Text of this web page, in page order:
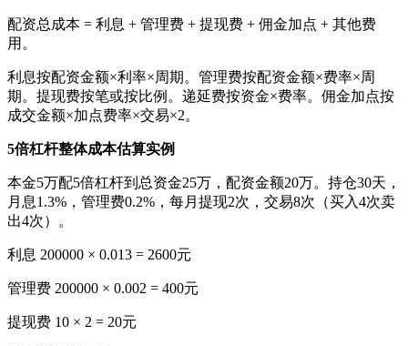
配资总成本 = 利息 + 管理费 + 提现费 + 佣金加点 + 其他费
用。
利息按配资金额×利率×周期。管理费按配资金额×费率×周
期。提现费按笔或按比例。递延费按资金×费率。佣金加点按
成交金额×加点费率×交易×2。
5倍杠杆整体成本估算实例
本金5万配5倍杠杆到总资金25万，配资金额20万。持仓30天，
月息1.3%，管理费0.2%，每月提现2次，交易8次（买入4次卖
出4次）。
利息 200000 × 0.013 = 2600元
管理费 200000 × 0.002 = 400元
提现费 10 × 2 = 20元